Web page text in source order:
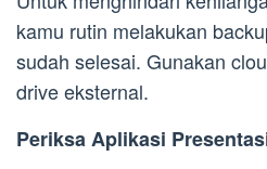
kamu rutin melakukan
sudah selesai. Gunakan
drive eksternal.
Periksa Aplikasi